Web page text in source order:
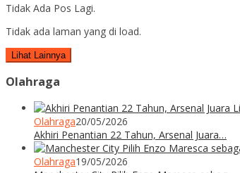
Tidak Ada Pos Lagi.
Tidak ada laman yang di load.
Lihat Lainnya
Olahraga
Olahraga20/05/2026
Akhiri Penantian 22 Tahun, Arsenal Juara…
Olahraga19/05/2026